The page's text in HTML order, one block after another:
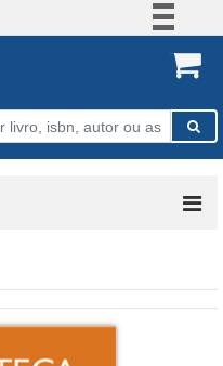
Participe